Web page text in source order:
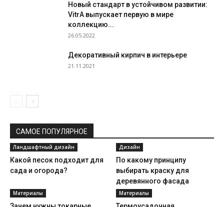
Новый стандарт в устойчивом развитии:
VitrA выпускает первую в мире
коллекцию...
26.05.2022
Декоративный кирпич в интерьере
21.11.2021
САМОЕ ПОПУЛЯРНОЕ
Ландшафтный дизайн
Какой песок подходит для
сада и огорода?
Дизайн
По какому принципу
выбирать краску для
деревянного фасада
Материалы Материалы